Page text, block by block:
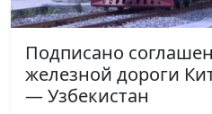
Подписано
железной дороги
— Узбекистан